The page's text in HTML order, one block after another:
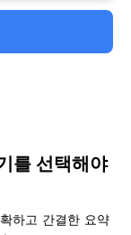
를 선택해야
하고 간결한 요약